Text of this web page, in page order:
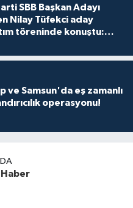
SBB Başkan Adayı
Nilay Tüfekci aday
töreninde konuştu:
ve Samsun'da eş zamanlı
operasyonu!
Haber